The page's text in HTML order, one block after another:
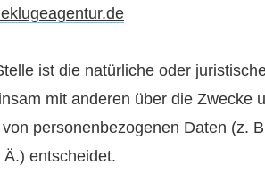
ist die natürliche oder
mit anderen über die Zwecke
personenbezogenen Daten (z.
entscheidet.